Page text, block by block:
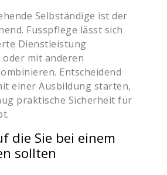
Selbständige ist der
Fusspflege lässt sich
Dienstleistung
mit anderen
Entscheidend
einer Ausbildung starten,
praktische Sicherheit für
die Sie bei einem
sollten